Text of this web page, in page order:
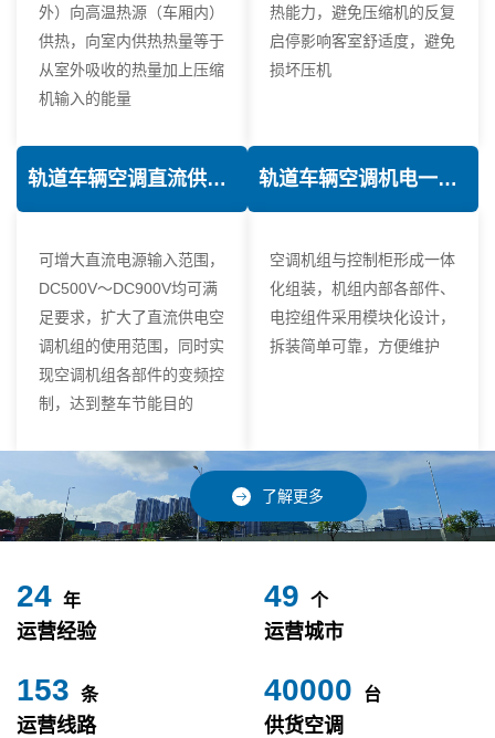
外）向高温热源（车厢内）
供热，向室内供热热量等于
从室外吸收的热量加上压缩
机输入的能量
热能力，避免压缩机的反复
启停影响客室舒适度，避免
损坏压机
轨道车辆空调直流供电技术
可增大直流电源输入范围，
DC500V～DC900V均可满
足要求，扩大了直流供电空
调机组的使用范围，同时实
现空调机组各部件的变频控
制，达到整车节能目的
轨道车辆空调机电一体化技术
空调机组与控制柜形成一体
化组装，机组内部各部件、
电控组件采用模块化设计，
拆装简单可靠，方便维护
了解更多
24 年
运营经验
49 个
运营城市
153 条
运营线路
40000 台
供货空调